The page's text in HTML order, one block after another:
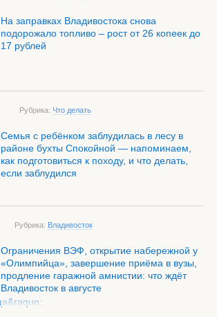
На заправках Владивостока снова
подорожало топливо – рост от 26 копеек до
17 рублей
Рубрика: Что делать
Семья с ребёнком заблудилась в лесу в
районе бухты Спокойной — напоминаем,
как подготовиться к походу, и что делать,
если заблудился
Рубрика: Владивосток
Ограничения ВЭФ, открытие набережной у
«Олимпийца», завершение приёма в вузы,
продление гаражной амнистии: что ждёт
Владивосток в августе